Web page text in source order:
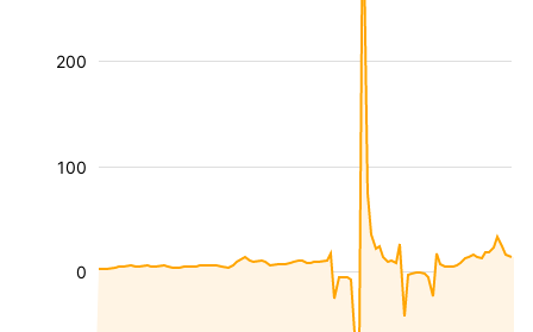
0
100
200